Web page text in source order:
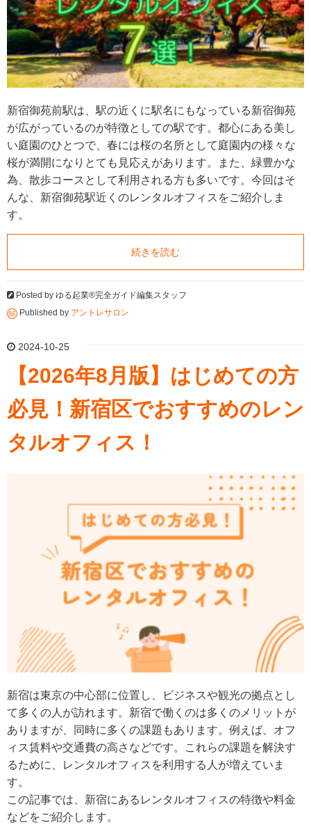
新宿御苑前駅は、駅の近くに駅名にもなっている新宿御苑
が広がっているのが特徴としての駅です。都心にある美し
い庭園のひとつで、春には桜の名所として庭園内の様々な
桜が満開になりとても見応えがあります。また、緑豊かな
為、散歩コースとして利用される方も多いです。今回はそ
んな、新宿御苑駅近くのレンタルオフィスをご紹介しま
す。
続きを読む
Posted by ゆる起業®完全ガイド編集スタッフ
Published by アントレサロン
2024-10-25
【2026年8月版】はじめての方
必見！新宿区でおすすめのレン
タルオフィス！
新宿は東京の中心部に位置し、ビジネスや観光の拠点とし
て多くの人が訪れます。新宿で働くのは多くのメリットが
ありますが、同時に多くの課題もあります。例えば、オフ
ィス賃料や交通費の高さなどです。これらの課題を解決す
るために、レンタルオフィスを利用する人が増えていま
す。
この記事では、新宿にあるレンタルオフィスの特徴や料金
などをご紹介します。